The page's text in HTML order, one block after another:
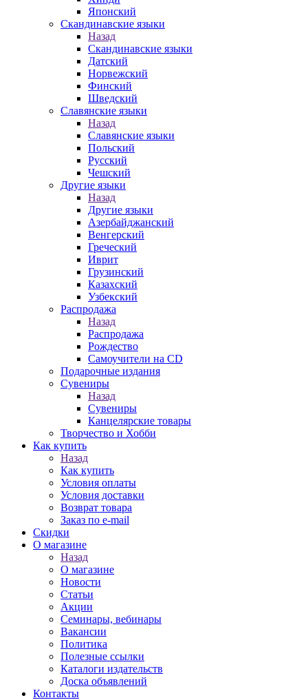
Японский
Скандинавские языки
Назад
Скандинавские языки
Датский
Норвежский
Финский
Шведский
Славянские языки
Назад
Славянские языки
Польский
Русский
Чешский
Другие языки
Назад
Другие языки
Азербайджанский
Венгерский
Греческий
Иврит
Грузинский
Казахский
Узбекский
Распродажа
Назад
Распродажа
Рождество
Самоучители на CD
Подарочные издания
Сувениры
Назад
Сувениры
Канцелярские товары
Творчество и Хобби
Как купить
Назад
Как купить
Условия оплаты
Условия доставки
Возврат товара
Заказ по e-mail
Скидки
О магазине
Назад
О магазине
Новости
Статьи
Акции
Семинары, вебинары
Вакансии
Политика
Полезные ссылки
Каталоги издательств
Доска объявлений
Контакты